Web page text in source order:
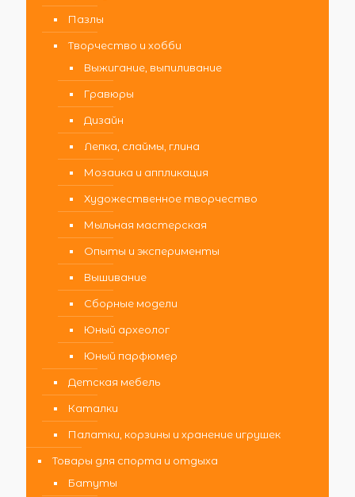
Пазлы
Творчество и хобби
Выжигание, выпиливание
Гравюры
Дизайн
Лепка, слаймы, глина
Мозаика и аппликация
Художественное творчество
Мыльная мастерская
Опыты и эксперименты
Вышивание
Сборные модели
Юный археолог
Юный парфюмер
Детская мебель
Каталки
Палатки, корзины и хранение игрушек
Товары для спорта и отдыха
Батуты